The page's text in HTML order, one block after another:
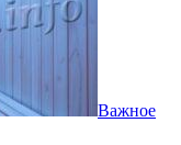
Важное